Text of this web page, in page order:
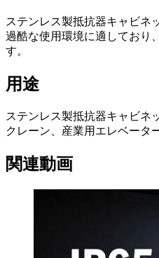
ステンレス製抵抗器キャビネ
過酷な使用環境に適しており
す。
用途
ステンレス製抵抗器キャビネ
クレーン、産業用エレベータ
関連動画